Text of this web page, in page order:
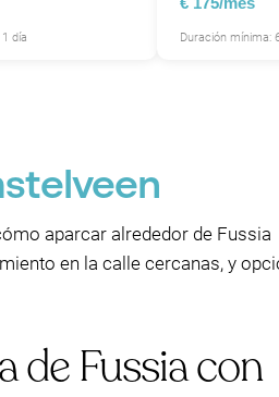
día Duración mínima:
aparcar alrededor de Fussia
en la calle cercanas, y
de Fussia con